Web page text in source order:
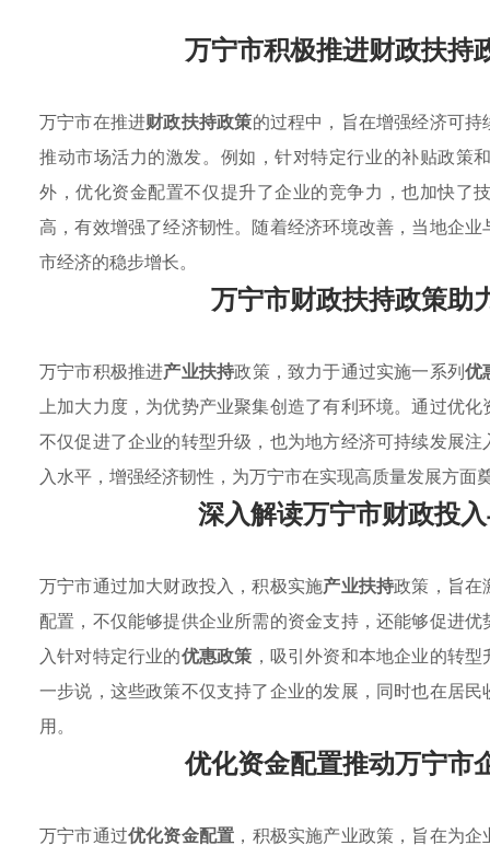
万宁市积极推进财政扶持
万宁市在推进财政扶持政策的过程中，旨在增强经济可
推动市场活力的激发。例如，针对特定行业的补贴政策
外，优化资金配置不仅提升了企业的竞争力，也加快了
高，有效增强了经济韧性。随着经济环境改善，当地企
市经济的稳步增长。
万宁市财政扶持政策助
万宁市积极推进产业扶持政策，致力于通过实施一系列优
上加大力度，为优势产业聚集创造了有利环境。通过优
不仅促进了企业的转型升级，也为地方经济可持续发展
入水平，增强经济韧性，为万宁市在实现高质量发展方面
深入解读万宁市财政投
万宁市通过加大财政投入，积极实施产业扶持政策，旨在
配置，不仅能够提供企业所需的资金支持，还能够促进
入针对特定行业的优惠政策 ，吸引外资和本地企业的转
一步说，这些政策不仅支持了企业的发展，同时也在居
用。
优化资金配置推动万宁市
万宁市通过优化资金配置 ，积极实施产业政策，旨在为